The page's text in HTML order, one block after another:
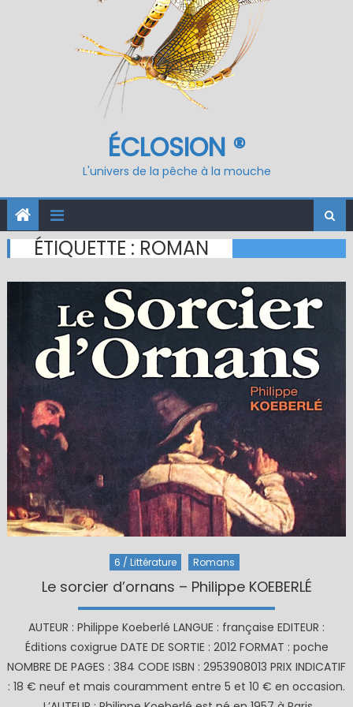
ÉCLOSION ®
L'univers de la pêche à la mouche
ÉTIQUETTE : ROMAN
6 / Littérature Romans
Le sorcier d’ornans – Philippe KOEBERLÉ
AUTEUR : Philippe Koeberlé LANGUE : française EDITEUR :
Éditions coxigrue DATE DE SORTIE : 2012 FORMAT : poche
NOMBRE DE PAGES : 384 CODE ISBN : 2953908013 PRIX INDICATIF
: 18 € neuf et mais couramment entre 5 et 10 € en occasion.